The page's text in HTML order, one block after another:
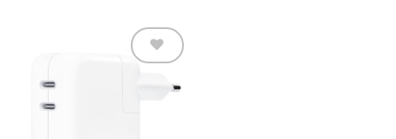
Modèles Wi‑Fi + Cellular
297 g
la liste